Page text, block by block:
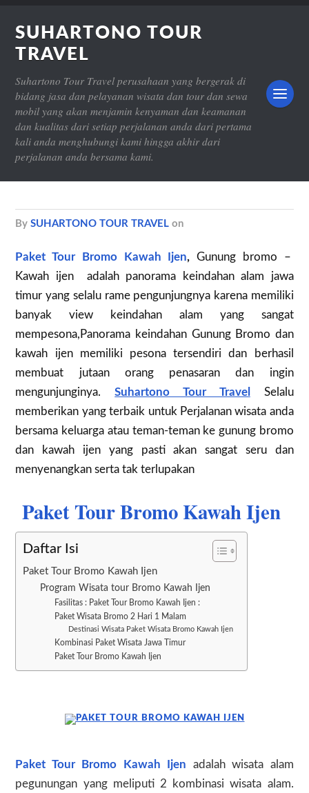
SUHARTONO TOUR
TRAVEL
Suhartono Tour Travel perusahaan yang bergerak di
bidang jasa dan pelayanan wisata dan tour dan sewa
mobil yang akan menjamin kenyaman dan keamanan
dan kualitas dari setiap perjalanan anda dari pertama
kali anda menghubungi kami hingga akhir dari
perjalanan anda bersama kami.
bySUHARTONO TOUR TRAVEL on
Paket Tour Bromo Kawah Ijen,Gunung bromo –
Kawah ijen adalah panorama keindahan alam jawa
timur yang selalu rame pengunjungnya karena memiliki
banyak view keindahan alam yang sangat
mempesona,Panorama keindahan Gunung Bromo dan
kawah ijen memiliki pesona tersendiri dan berhasil
membuat jutaan orang penasaran dan ingin
mengunjunginya.Suhartono Tour Travel
Selalu
memberikan yang terbaik untuk Perjalanan wisata anda
bersama keluarga atau teman-teman ke gunung bromo
dan kawah ijen yang pasti akan sangat seru dan
menyenangkan serta tak terlupakan
Paket Tour Bromo Kawah Ijen
Daftar Isi
Paket Tour Bromo Kawah Ijen
Program Wisata tour Bromo Kawah Ijen
Fasilitas : Paket Tour Bromo Kawah Ijen :
Paket Wisata Bromo 2 Hari 1 Malam
Destinasi Wisata Paket Wisata Bromo Kawah Ijen
Kombinasi Paket Wisata Jawa Timur
Paket Tour Bromo Kawah Ijen
Paket Tour Bromo Kawah Ijen
adalah wisata alam
pegunungan yang meliputi 2 kombinasi wisata alam.